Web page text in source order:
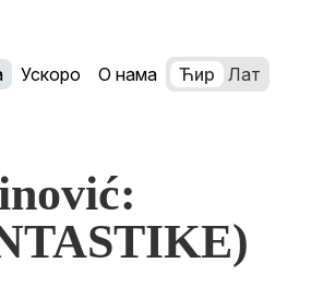
Ускоро О нама Ћир Лат